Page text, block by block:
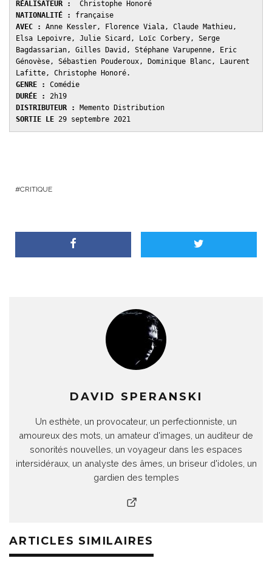
RÉALISATEUR :
NATIONALITÉ :
AVEC : Anne Kessler, Florence Viala, Claude Mathieu,
Elsa Lepoivre, Julie Sicard, Loïc Corbery, Serge
Bagdassarian, Gilles David, Stéphane Varupenne, Eric
Génovèse, Sébastien Pouderoux, Dominique Blanc, Laurent
GENRE :
DURÉE :
DISTRIBUTEUR :
SORTIE LE 29 septembre 2021
CRITIQUE
DAVID SPERANSKI
Un esthète, un provocateur, un perfectionniste, un
amoureux des mots, un amateur d'images, un auditeur de
sonorités nouvelles, un voyageur dans les espaces
intersidéraux, un analyste des âmes, un briseur d'idoles, un
gardien des temples
ARTICLES SIMILAIRES